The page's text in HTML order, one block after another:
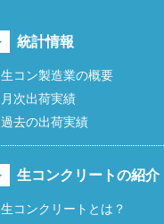
統計情報
生コン製造業の概要
月次出荷実績
過去の出荷実績
生コンクリートの紹介
生コンクリートとは？